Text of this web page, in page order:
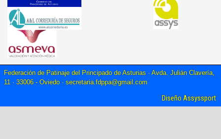
Federación de Patinaje del Principado de Asturias · Avda. Julián Clavería,
11 · 33006 - Oviedo · secretaria.fdppa@gmail.com
Diseño Assyssport